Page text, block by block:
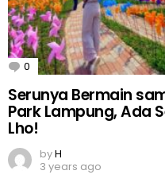
0 Comments
Serunya Bermain
Park Lampung, Ada
Lho!
byH
3 years ago